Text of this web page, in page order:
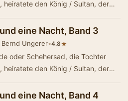
heiratete den König / Sultan, der
eine Nacht, Band 3
Ungerer•4.8★
oder Schehersad, die Tochter
heiratete den König / Sultan, der
eine Nacht, Band 4